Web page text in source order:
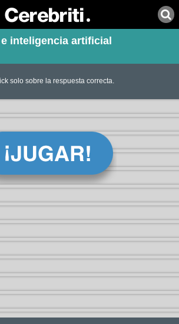
inteligencia artificial
solo sobre la respuesta correcta.